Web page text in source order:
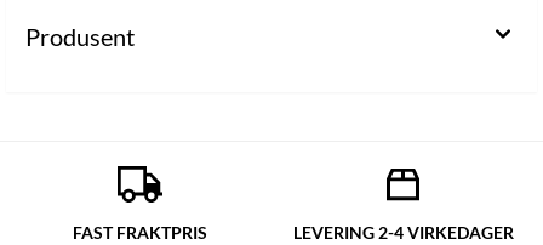
Produsent
FAST FRAKTPRIS LEVERING 2-4 VIRKEDAGER